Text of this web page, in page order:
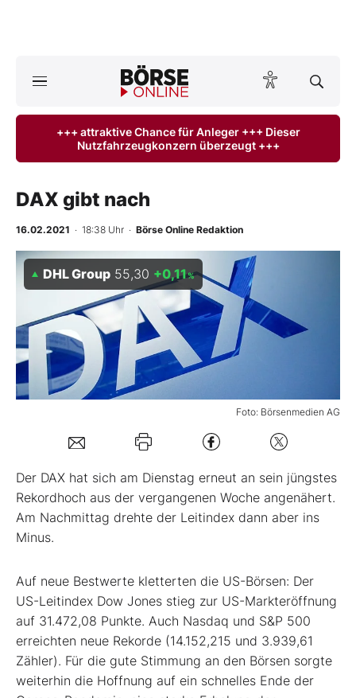
Anlageprodukte
Finanz-Check
Abo & Shop
BO-Musterdepots
Experten
Mein B:O
Mein Konto
Kontakt
+++ attraktive Chance für Anleger +++ Dieser
Nutzfahrzeugkonzern überzeugt +++
DAX gibt nach
16.02.2021 · 18:38 Uhr · Börse Online Redaktion
Foto: Börsenmedien AG
DHL Group 55,30 +0,11%
Der DAX hat sich am Dienstag erneut an sein jüngstes
Rekordhoch aus der vergangenen Woche angenähert.
Am Nachmittag drehte der Leitindex dann aber ins
Minus.
Auf neue Bestwerte kletterten die US-Börsen: Der
US-Leitindex Dow Jones stieg zur US-Markteröffnung
auf 31.472,08 Punkte. Auch Nasdaq und S&P 500
erreichten neue Rekorde (14.152,215 und 3.939,61
Zähler). Für die gute Stimmung an den Börsen sorgte
weiterhin die Hoffnung auf ein schnelles Ende der